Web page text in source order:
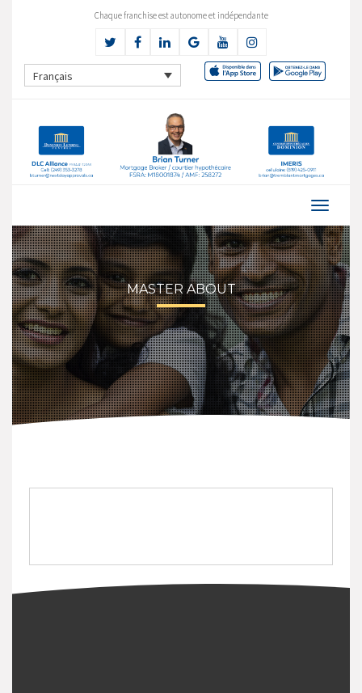
Chaque franchise est autonome et indépendante
Français
MASTER ABOUT